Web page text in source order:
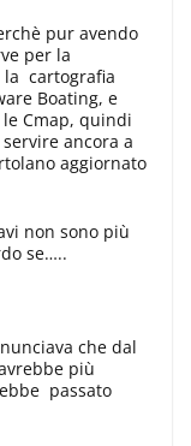
pur avendo
per la
la cartografia
Boating, e
Cmap, quindi
ancora a
aggiornato
non sono più
se…..
che dal
più
passato